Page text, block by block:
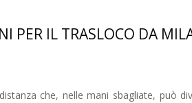
PER IL TRASLOCO DA
che, nelle mani sbagliate, può